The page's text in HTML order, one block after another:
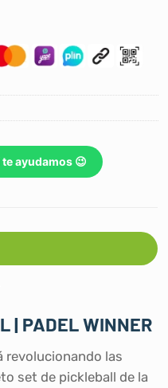
ayudamos 😉
| PADEL WINNER
revolucionando las
set de pickleball de la